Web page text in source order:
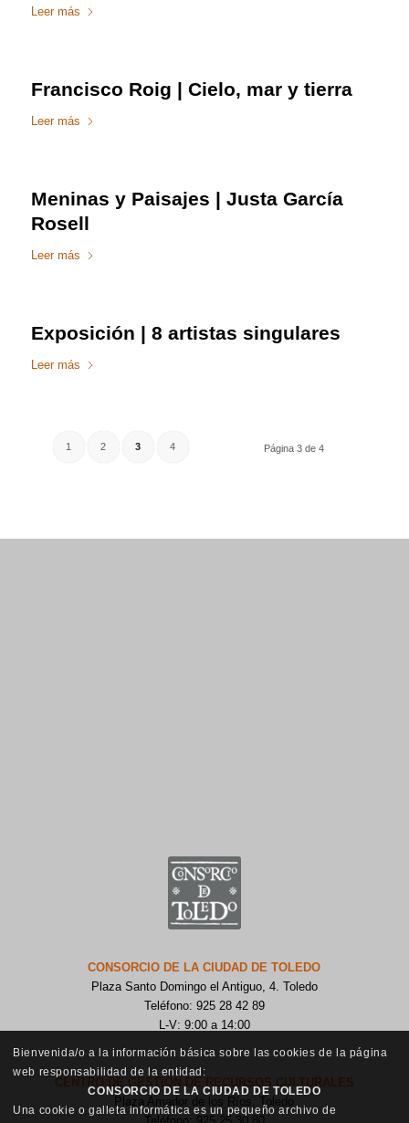
Leer más
Francisco Roig | Cielo, mar y tierra
Leer más
Meninas y Paisajes | Justa García
Rosell
Leer más
Exposición | 8 artistas singulares
Leer más
Página 3 de 4
1 2 3 4
CONSORCIO DE LA CIUDAD DE TOLEDO
Plaza Santo Domingo el Antiguo, 4. Toledo
Teléfono: 925 28 42 89
L-V: 9:00 a 14:00
CENTRO DE GESTIÓN DE RECURSOS CULTURALES
Plaza Amador de los Ríos, Toledo
Bienvenida/o a la información básica sobre las cookies de la página
web responsabilidad de la entidad:
CONSORCIO DE LA CIUDAD DE TOLEDO
Una cookie o galleta informática es un pequeño archivo de